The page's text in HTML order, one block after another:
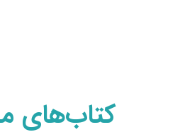
کتاب‌های